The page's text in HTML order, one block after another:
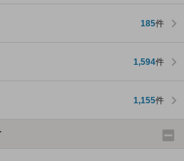
185件
1,594件
1,155件